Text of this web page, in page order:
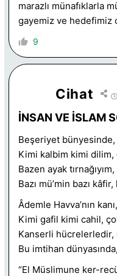
marazlı münafıklarla
gayemiz ve hedefimiz
9
Cihat
İNSAN VE İSLAM
Beşeriyet
Kimi kalbim kimi dilim,
Bazen ayak
Bazı mü’min bazı
Âdemle Havva’nın
Kimi gafil kimi cahil,
Kanserli
Bu imtihan
“El Müslimune ker-